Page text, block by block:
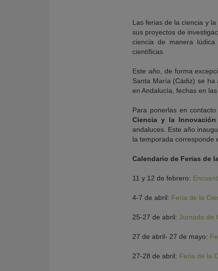
Las ferias de la ciencia y
sus proyectos de
ciencia de manera
científicas.
Este año, de forma
Santa María (Cádiz) se
en Andalucía, fechas en
Para ponerlas en
Ciencia y la Innovación
andaluces. Este año
la temporada corresponde
Calendario de Ferias de
11 y 12 de febrero:
4-7 de abril: Feria de la
25-27 de abril: Jornada de
27 de abril- 27 de mayo:
27-28 de abril: Feria de la